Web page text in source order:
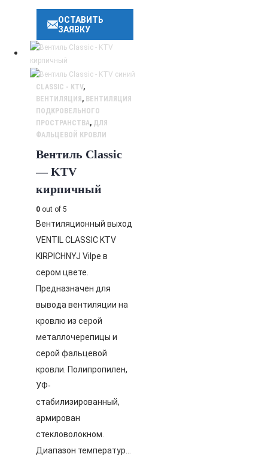
ОСТАВИТЬ
ЗАЯВКУ
CLASSIC - KTV,
ВЕНТИЛЯЦИЯ, ВЕНТИЛЯЦИЯ
ПОДКРОВЕЛЬНОГО
ПРОСТРАНСТВА, ДЛЯ
ФАЛЬЦЕВОЙ КРОВЛИ
Вентиль Classic
— KTV
кирпичный
0 out of 5
Вентиляционный выход
VENTIL CLASSIC KTV
KIRPICHNYJ Vilpe в
сером цвете.
Предназначен для
вывода вентиляции на
кровлю из серой
металлочерепицы и
серой фальцевой
кровли. Полипропилен,
УФ-
стабилизированный,
армирован
стекловолокном.
Диапазон температур…